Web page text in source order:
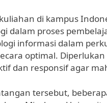
di kampus
dalam proses
informasi dalam
optimal.
dan responsif agar
tersebut,